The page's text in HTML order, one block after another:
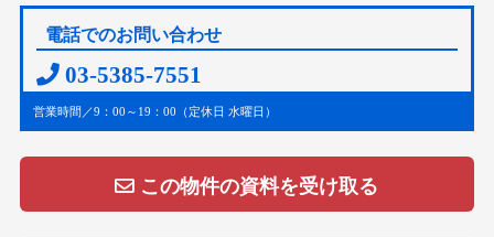
電話でのお問い合わせ
03-5385-7551
営業時間／9：00～19：00（定休日 水曜日）
この物件の資料を受け取る